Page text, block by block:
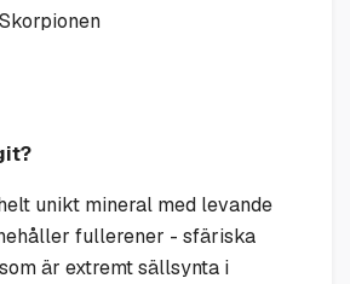
unikt mineral med levande
fullerener - sfäriska
är extremt sällsynta i